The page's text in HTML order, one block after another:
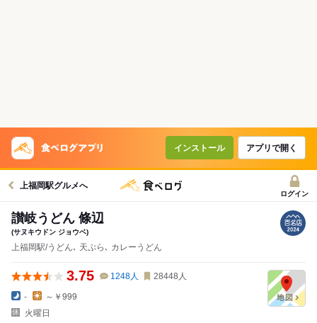
インストール アプリで開く
上福岡駅グルメへ
ログイン
讃岐うどん 條辺
(サヌキウドン ジョウベ)
上福岡駅/うどん､ 天ぷら､ カレーうどん
3.75 1248人 28448 人
-
～￥999
火曜日